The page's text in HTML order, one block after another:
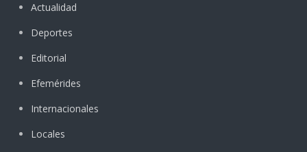
Actualidad
Deportes
Editorial
Efemérides
Internacionales
Locales